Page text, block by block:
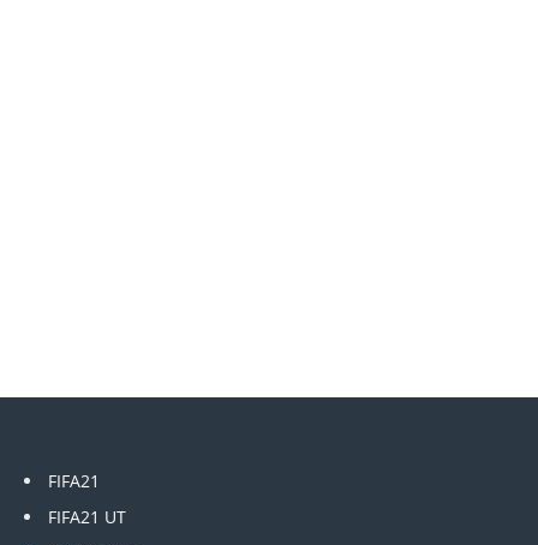
FIFA21
FIFA21 UT